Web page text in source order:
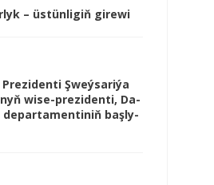
– üstünligiň girewi
Şweý­sa­ri­ýa
wi­se-prezidenti, Da­
de­par­ta­men­ti­niň baş­ly­